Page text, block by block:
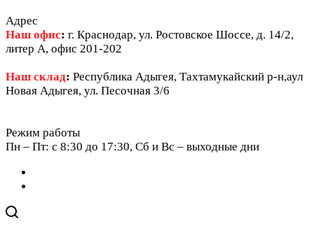
Адрес
Наш офис: г. Краснодар, ул. Ростовское Шоссе, д. 14/2,
литер А, офис 201-202
Наш склад: Республика Адыгея, Тахтамукайский р-н,аул
Новая Адыгея, ул. Песочная 3/6
Режим работы
Пн – Пт: c 8:30 до 17:30, Сб и Вс – выходные дни